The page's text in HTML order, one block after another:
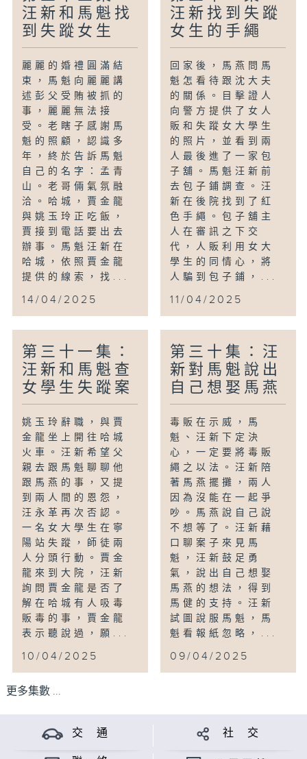
汪新和馬魁找
到失蹤女生
麗麗的婚禮圓滿結
束，馬魁向麗麗講
述彭父受賄被抓的
事，麗麗無法接
受。老瞎子感謝馬
魁的照顧，認識多
年，終於告訴馬魁
自己的名字：孟青
山。老哥倆氣氛融
洽。哈城，賈金龍
與姚玉玲正吃飯，
賈接到電話要出去
辦事。馬魁汪新在
哈城，依照賈金龍
提供的線索，找...
14/04/2025
汪新找到失蹤
女生的手繩
回家後，馬燕問馬
魁怎看待跟沈大夫
的關係。目擊證人
向警方提供了女人
販和失蹤女大學生
的照片，並看到兩
人最後進了一家包
子舖。馬魁汪新前
去包子鋪調查。汪
新在後院找到了紅
色手繩。包子舖主
人在審訊之下交
代，人販利用女大
學生的同情心，將
人騙到包子鋪，...
11/04/2025
第三十一集：
汪新和馬魁查
女學生失蹤案
姚玉玲辭職，與賈
金龍坐上開往哈城
火車。汪新希望父
親去跟馬魁聊聊他
跟馬燕的事，又提
到兩人間的恩怨，
汪永革再次否認。
一名女大學生在寧
陽站失蹤，師徒兩
人分頭行動。賈金
龍來到大院，汪新
詢問賈金龍是否了
解在哈城有人吸毒
販毒的事，賈金龍
表示聽說過，願...
10/04/2025
第三十集：汪
新對馬魁說出
自己想娶馬燕
毒販在示威，馬
魁、汪新下定決
心，一定要將毒販
繩之以法。汪新陪
著馬燕擺攤，兩人
因為沒能在一起爭
吵。馬燕說自己說
不想等了。汪新藉
口聊案子來見馬
魁，汪新鼓足勇
氣，說出自己想娶
馬燕的想法，得到
馬健的支持。汪新
試圖說服馬魁，馬
魁看報紙忽略，...
09/04/2025
更多集數 ...
交 通 社 交